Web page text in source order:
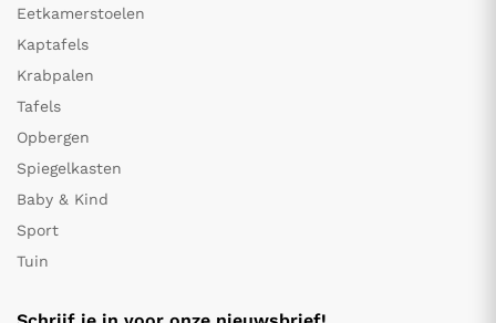
Eetkamerstoelen
Kaptafels
Krabpalen
Tafels
Opbergen
Spiegelkasten
Baby & Kind
Sport
Tuin